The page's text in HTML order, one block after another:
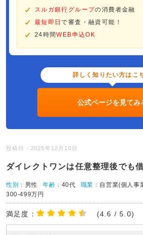
スルガ銀行グループの消費者金融
最短即日で審査・融資可能！
24時間WEB申込OK
詳しく知りたい方はこ
公式ページを見てみ
投稿日：2025年12月10日
ダイレクトワンは任意整理後でも
性別： 男性 年齢： 40代 職業： 自営業(個人事
300-499万円
満足度： (4.6 / 5.0)